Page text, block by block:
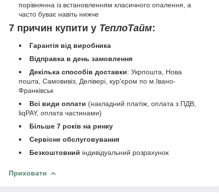
порівнянна із встановленням класичного опалення, а
часто буває навіть нижче
7 причин купити у ТеплоТайм:
Гарантія від виробника
Відправка в день замовлення
Декілька способів доставки: Укрпошта, Нова
пошта, Самовивіз, Делівері, кур'єром по м.Івано-
Франківськ
Всі види оплати (накладний платіж, оплата з ПДВ,
liqPAY, оплата частинами)
Більше 7 років на ринку
Сервісне обслуговування
Безкоштовний індивідуальний розрахунок
Приховати